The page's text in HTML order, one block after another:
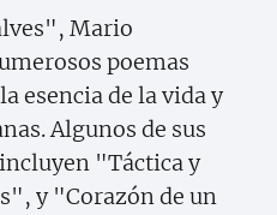
Mario
poemas
esencia de la vida y
Algunos de sus
"Táctica y
y "Corazón de un